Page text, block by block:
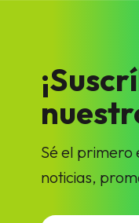
Sé el primero
noticias,